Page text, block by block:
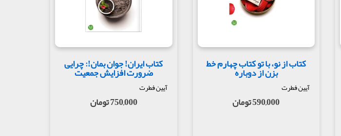
کتاب از نو، با تو کتاب چهارم خط
بزن از دوباره
آیین فطرت
590,000 تومان
کتاب ایران! جوان بمان!: چرایی
ضرورت افزایش جمعیت
آیین فطرت
750,000 تومان